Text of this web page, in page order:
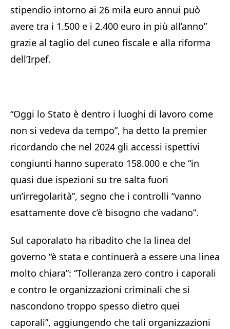
stipendio intorno ai 26 mila euro annui può
avere tra i 1.500 e i 2.400 euro in più all’anno”
grazie al taglio del cuneo fiscale e alla riforma
dell’Irpef.
“Oggi lo Stato è dentro i luoghi di lavoro come
non si vedeva da tempo”, ha detto la premier
ricordando che nel 2024 gli accessi ispettivi
congiunti hanno superato 158.000 e che “in
quasi due ispezioni su tre salta fuori
un’irregolarità”, segno che i controlli “vanno
esattamente dove c’è bisogno che vadano”.
Sul caporalato ha ribadito che la linea del
governo “è stata e continuerà a essere una linea
molto chiara”: “Tolleranza zero contro i caporali
e contro le organizzazioni criminali che si
nascondono troppo spesso dietro quei
caporali”, aggiungendo che tali organizzazioni